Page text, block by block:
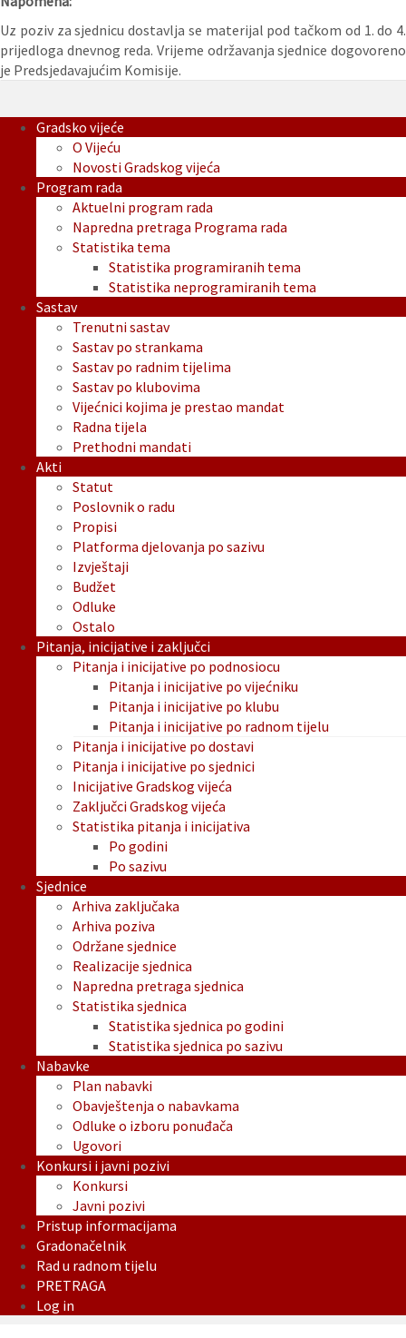
Uz poziv za sjednicu dostavlja se materijal pod tačkom od 1. do 4.
prijedloga dnevnog reda. Vrijeme održavanja sjednice dogovoreno
je Predsjedavajućim Komisije.
Gradsko vijeće
O Vijeću
Novosti Gradskog vijeća
Program rada
Aktuelni program rada
Napredna pretraga Programa rada
Statistika tema
Statistika programiranih tema
Statistika neprogramiranih tema
Sastav
Trenutni sastav
Sastav po strankama
Sastav po radnim tijelima
Sastav po klubovima
Vijećnici kojima je prestao mandat
Radna tijela
Prethodni mandati
Akti
Statut
Poslovnik o radu
Propisi
Platforma djelovanja po sazivu
Izvještaji
Budžet
Odluke
Ostalo
Pitanja, inicijative i zaključci
Pitanja i inicijative po podnosiocu
Pitanja i inicijative po vijećniku
Pitanja i inicijative po klubu
Pitanja i inicijative po radnom tijelu
Pitanja i inicijative po dostavi
Pitanja i inicijative po sjednici
Inicijative Gradskog vijeća
Zaključci Gradskog vijeća
Statistika pitanja i inicijativa
Po godini
Po sazivu
Sjednice
Arhiva zaključaka
Arhiva poziva
Održane sjednice
Realizacije sjednica
Napredna pretraga sjednica
Statistika sjednica
Statistika sjednica po godini
Statistika sjednica po sazivu
Nabavke
Plan nabavki
Obavještenja o nabavkama
Odluke o izboru ponuđača
Ugovori
Konkursi i javni pozivi
Konkursi
Javni pozivi
Pristup informacijama
Gradonačelnik
Rad u radnom tijelu
PRETRAGA
Log in